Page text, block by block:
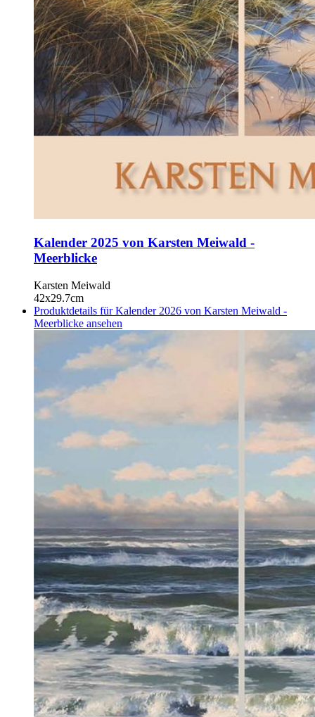
Kalender 2025 von Karsten Meiwald -
Meerblicke
Karsten Meiwald
42x29.7cm
Produktdetails für Kalender 2026 von Karsten Meiwald -
Meerblicke ansehen